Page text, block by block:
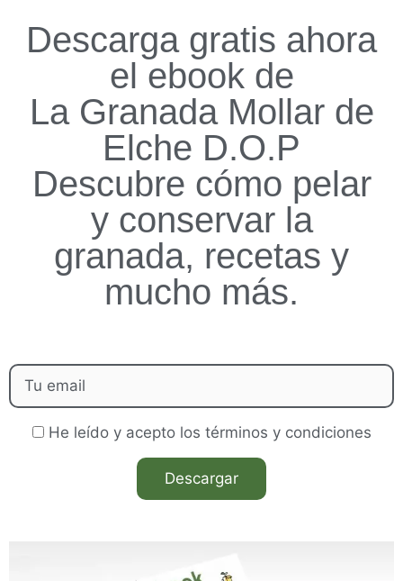
Descarga gratis ahora
el ebook de
La Granada Mollar de
Elche D.O.P
Descubre cómo pelar
y conservar la
granada, recetas y
mucho más.
He leído y acepto los términos y condiciones